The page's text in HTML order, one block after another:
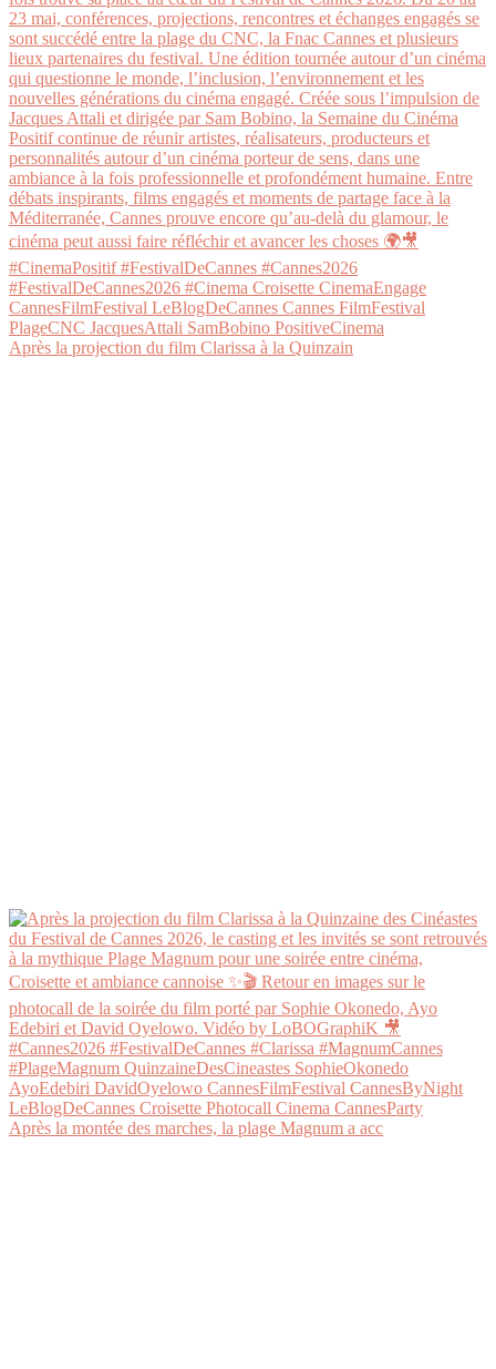
Après la projection du film Clarissa à la Quinzain
Après la montée des marches, la plage Magnum a acc